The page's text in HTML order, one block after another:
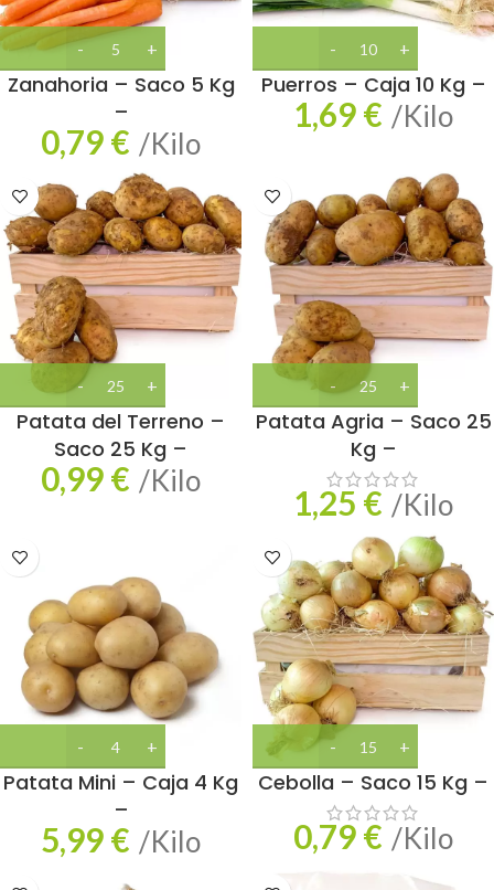
Zanahoria – Saco 5 Kg
–
0,79€ /Kilo
Puerros – Caja 10 Kg –
1,69€ /Kilo
Patata del Terreno –
Saco 25 Kg –
0,99€ /Kilo
Patata Agria – Saco 25
Kg –
1,25 € /Kilo
Patata Mini – Caja 4 Kg
–
5,99€ /Kilo
Cebolla – Saco 15 Kg –
0,79€ /Kilo